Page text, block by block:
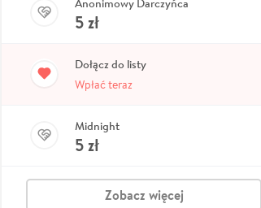
Anonimowy Darczyńca
5zł
Dołącz do listy
Wpłać teraz
Midnight
5zł
Zobacz więcej